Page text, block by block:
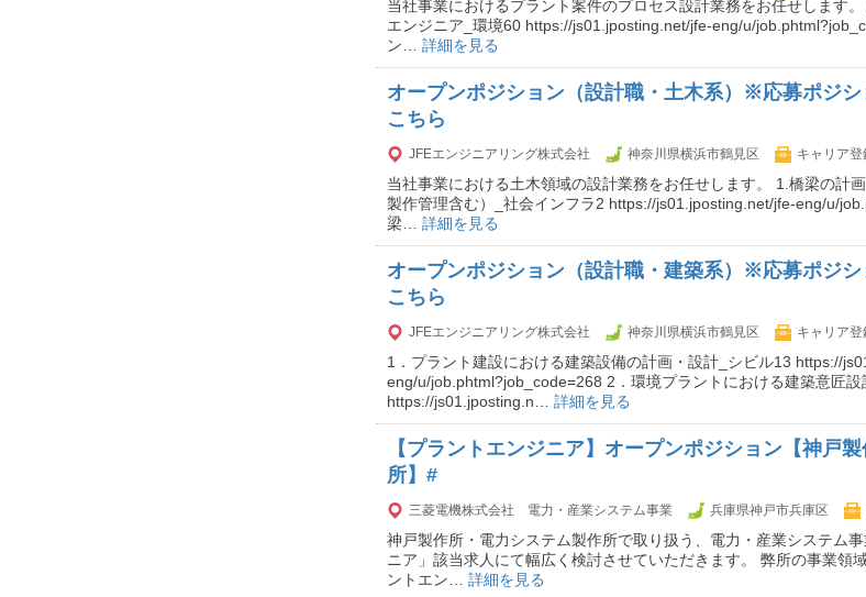
当社事業におけるプラント案件のプロセス設計業務をお任せします
エンジニア_環境60 https://js01.jposting.net/jfe-eng/u/
ン… 詳細を見る
オープンポジション（設計職・土木系）※応募ポジ
こちら
JFEエンジニアリング株式会社 神奈川県横浜市鶴見区 キャリア登
当社事業における土木領域の設計業務をお任せします。 1.橋梁の計
製作管理含む）_社会インフラ2 https://js01.jposting.net/jfe-eng/u/
梁… 詳細を見る
オープンポジション（設計職・建築系）※応募ポジ
こちら
JFEエンジニアリング株式会社 神奈川県横浜市鶴見区 キャリア登
1．プラント建設における建築設備の計画・設計_シビル13 https://
eng/u/job.phtml?job_code=268 2．環境プラントにおける建築意匠
https://js01.jposting.n… 詳細を見る
【プラントエンジニア】オープンポジション【神戸
所】#
三菱電機株式会社 電力・産業システム事業 兵庫県神戸市兵庫区
神戸製作所・電力システム製作所で取り扱う、電力・産業システム
ニア」該当求人にて幅広く検討させていただきます。 弊所の事業領
ントエン… 詳細を見る